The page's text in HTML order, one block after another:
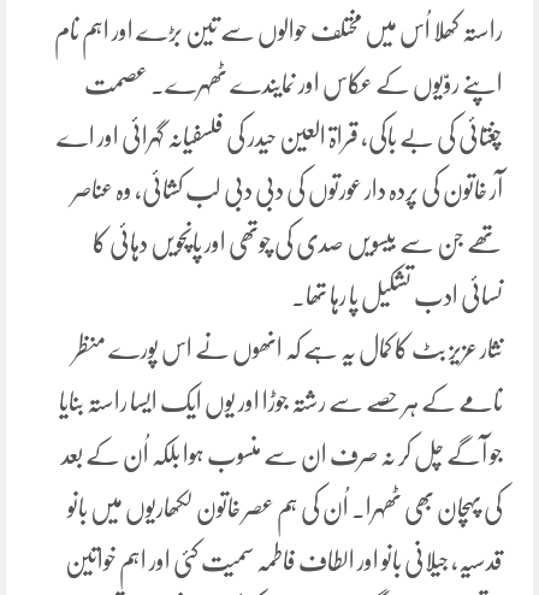
راستہ کھلا اُس میں مختلف حوالوں سے تین بڑے اور اہم نام
اپنے روّیوں کے عکاس اور نمایندے ٹھہرے۔ عصمت
چغتائی کی بے باکی، قراۃ العین حیدر کی فلسفیانہ گہرائی اور اے
آر خاتون کی پردہ دار عورتوں کی دبی دبی لب کشائی، وہ عناصر
تھے جن سے بیسویں صدی کی چوتھی اور پانچویں دہائی کا
نسائی ادب تشکیل پا رہا تھا۔
نثار عزیز بٹ کا کمال یہ ہے کہ انھوں نے اس پورے منظر
نامے کے ہر حصے سے رشتہ جوڑا اور یوں ایک ایسا راستہ بنایا
جو آگے چل کر نہ صرف ان سے منسوب ہوا بلکہ اُن کے بعد
کی پہچان بھی ٹھہرا۔ اُن کی ہم عصر خاتون لکھاریوں میں بانو
قدسیہ، جیلانی بانو اور الطاف فاطمہ سمیت کئی اور اہم خواتین